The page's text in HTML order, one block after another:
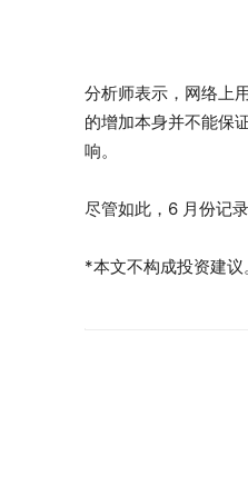
分析师表示，网络上
的增加本身并不能保
响。
尽管如此，6 月份记
*本文不构成投资建议